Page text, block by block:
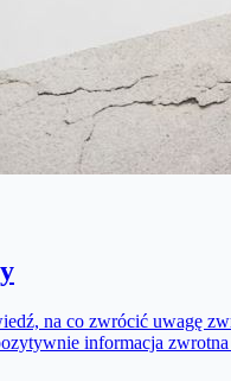
na co zwrócić uwagę
informacja